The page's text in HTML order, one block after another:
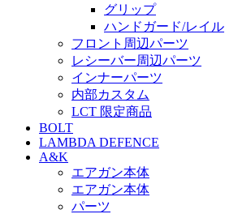
グリップ
ハンドガード/レイル
フロント周辺パーツ
レシーバー周辺パーツ
インナーパーツ
内部カスタム
LCT 限定商品
BOLT
LAMBDA DEFENCE
A&K
エアガン本体
エアガン本体
パーツ